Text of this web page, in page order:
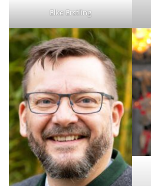
Elke Erstling